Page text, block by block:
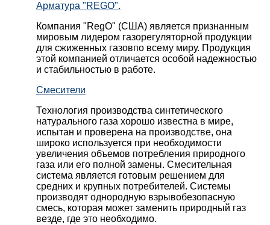
Арматура "REGO".
Компания "RegO" (США) является признанным
мировым лидером газорегуляторной продукции
для сжиженных газовпо всему миру. Продукция
этой компанией отличается особой надежностью
и стабильностью в работе.
Смесители
Технология производства синтетического
натурального газа хорошо известна в мире,
испытан и проверена на производстве, она
широко используется при необходимости
увеличения объемов потребления природного
газа или его полной замены. Смесительная
система является готовым решением для
средних и крупных потребителей. Системы
производят однородную взрывобезопасную
смесь, которая может заменить природный газ
везде, где это необходимо.